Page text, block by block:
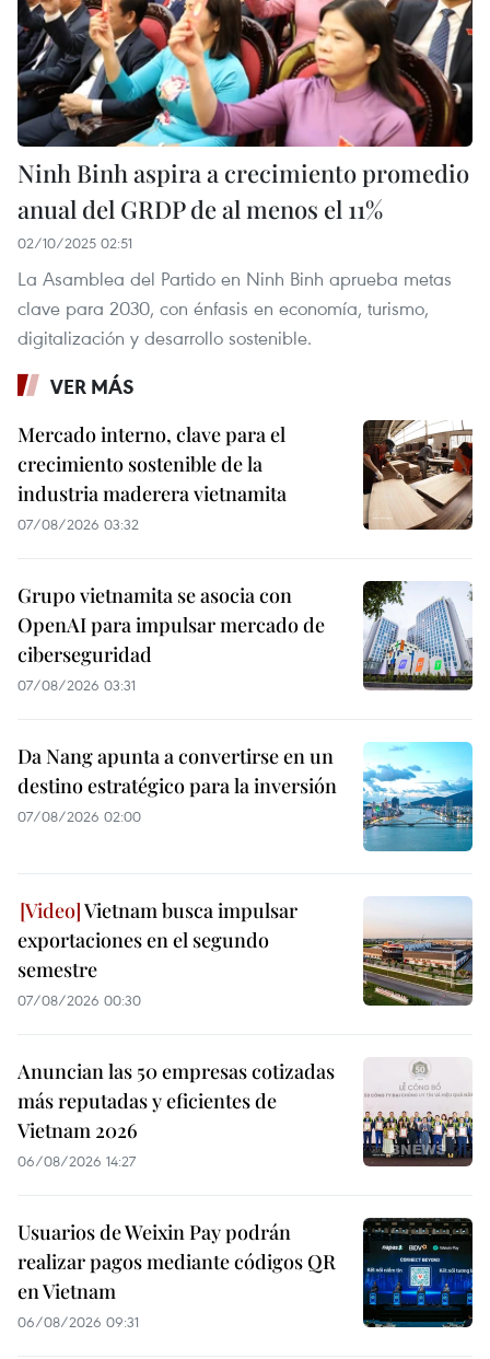
Ninh Binh aspira a crecimiento promedio
anual del GRDP de al menos el 11%
02/10/2025 02:51
La Asamblea del Partido en Ninh Binh aprueba metas
clave para 2030, con énfasis en economía, turismo,
digitalización y desarrollo sostenible.
VER MÁS
Mercado interno, clave para el
crecimiento sostenible de la
industria maderera vietnamita
07/08/2026 03:32
Grupo vietnamita se asocia con
OpenAI para impulsar mercado de
ciberseguridad
07/08/2026 03:31
Da Nang apunta a convertirse en un
destino estratégico para la inversión
07/08/2026 02:00
Vietnam busca impulsar
exportaciones en el segundo
semestre
07/08/2026 00:30
Anuncian las 50 empresas cotizadas
más reputadas y eficientes de
Vietnam 2026
06/08/2026 14:27
Usuarios de Weixin Pay podrán
realizar pagos mediante códigos QR
en Vietnam
06/08/2026 09:31